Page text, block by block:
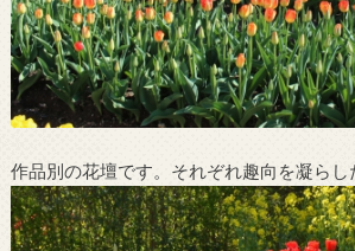
作品別の花壇です。それぞれ趣向を凝らし